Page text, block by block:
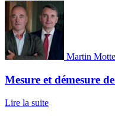
Martin
Mesure et démesure
Lire la suite